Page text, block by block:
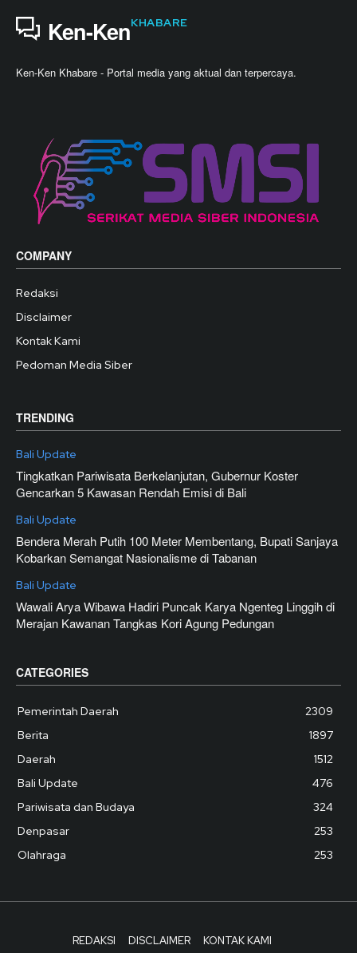
Ken-KenKHABARE
Ken-Ken Khabare - Portal media yang aktual dan terpercaya.
COMPANY
Redaksi
Disclaimer
Kontak Kami
Pedoman Media Siber
TRENDING
Bali Update
Tingkatkan Pariwisata Berkelanjutan, Gubernur Koster
Gencarkan 5 Kawasan Rendah Emisi di Bali
Bali Update
Bendera Merah Putih 100 Meter Membentang, Bupati Sanjaya
Kobarkan Semangat Nasionalisme di Tabanan
Bali Update
Wawali Arya Wibawa Hadiri Puncak Karya Ngenteg Linggih di
Merajan Kawanan Tangkas Kori Agung Pedungan
CATEGORIES
Pemerintah Daerah
2309
Berita
1897
Daerah
1512
Bali Update
476
Pariwisata dan Budaya
324
Denpasar
253
Olahraga
253
REDAKSI DISCLAIMER KONTAK KAMI